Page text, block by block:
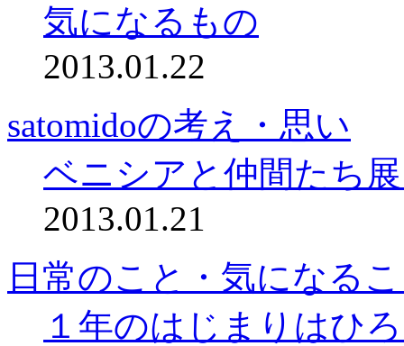
気になるもの
2013.01.22
satomidoの考え・思い
ベニシアと仲間たち
2013.01.21
日常のこと・気になる
１年のはじまりはひ